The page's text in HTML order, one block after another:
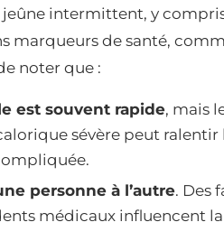
intermittent, y
marqueurs de santé,
noter que :
est souvent rapide, mais
sévère peut
personne à l’autre. Des
médicaux influencent